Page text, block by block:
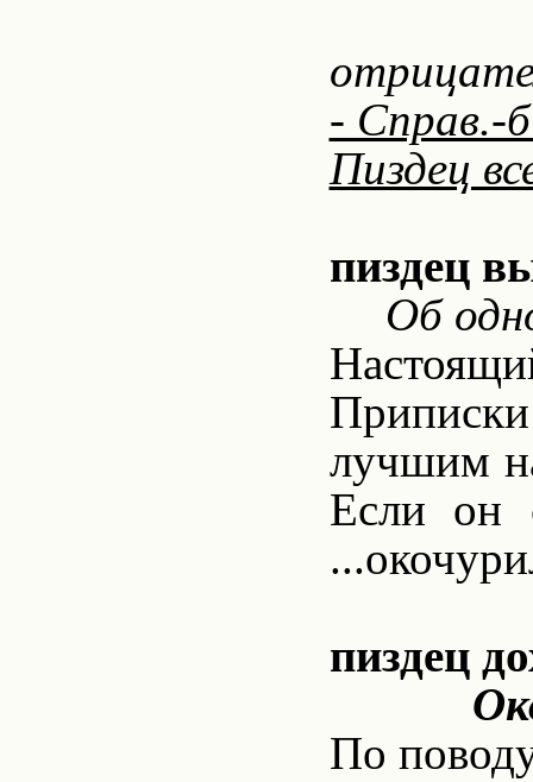
- Справ.-
Пиздец
пиздец
Об
лучшим
Если он
пиздец
По